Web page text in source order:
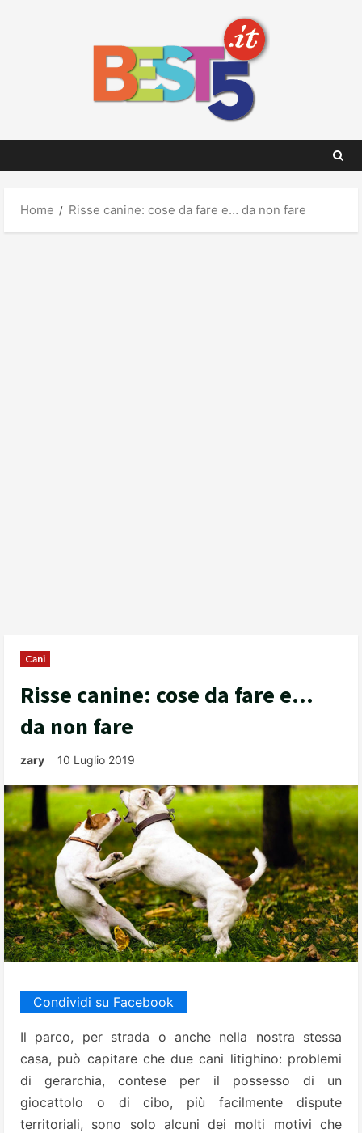
Home Risse canine: cose da fare e… da non fare
Cani
Risse canine: cose da fare e…
da non fare
zary 10 Luglio 2019
Condividi su Facebook
Il parco, per strada o anche nella nostra stessa
casa, può capitare che due cani litighino: problemi
di gerarchia, contese per il possesso di un
giocattolo o di cibo, più facilmente dispute
territoriali, sono solo alcuni dei molti motivi che